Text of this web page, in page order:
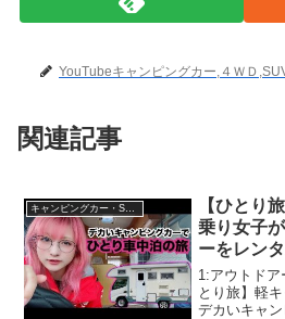
YouTubeキャンピングカー,４ＷＤ
関連記事
【ひとり
乗り女子
ーをレン
中泊】
1:アウトドア
とり旅】軽
デカいキャン